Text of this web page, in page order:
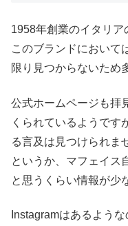
1958年創業のイタリア
このブランドにおいて
限り見つからないため
公式ホームページも拝
くられているようです
る言及は見つけられま
というか、マフェイス
と思うくらい情報が少
Instagramはあるよう